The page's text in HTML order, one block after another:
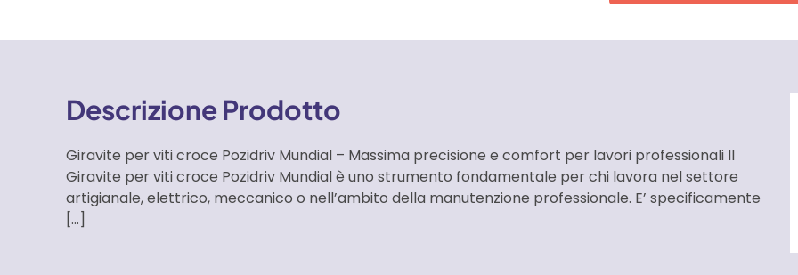
Pozidriv
Descrizione Prodotto
Giravite per viti croce Pozidriv Mundial – Massima precisione e comfort per lavori professionali Il
Giravite per viti croce Pozidriv Mundial è uno strumento fondamentale per chi lavora nel settore
artigianale, elettrico, meccanico o nell’ambito della manutenzione professionale. E’ specificamente
[…]